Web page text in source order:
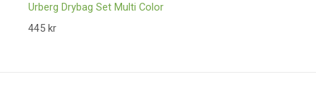
Urberg Drybag Set Multi Color
445 kr